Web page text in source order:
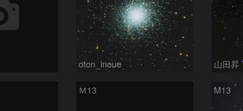
oton_inoue 山田昇
Ｍ13 M13